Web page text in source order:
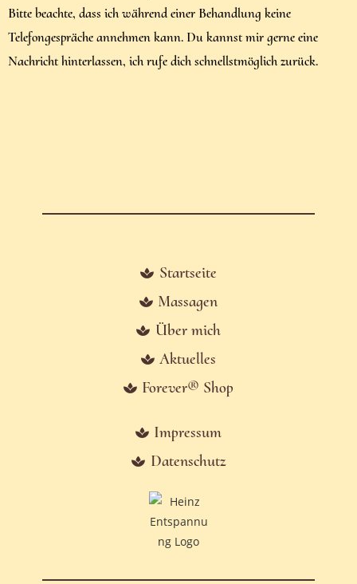
Bitte beachte, dass ich während einer Behandlung keine
Telefongespräche annehmen kann. Du kannst mir gerne eine
Nachricht hinterlassen, ich rufe dich schnellstmöglich zurück.
Startseite
Massagen
Über mich
Aktuelles
Forever® Shop
Impressum
Datenschutz